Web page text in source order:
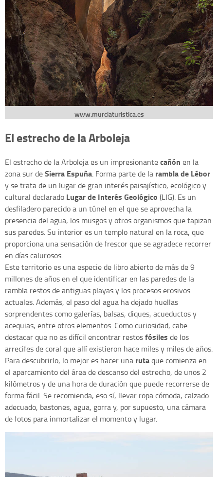
www.murciaturistica.es
El estrecho de la Arboleja
El estrecho de la Arboleja es un impresionantecañón en la
zona sur deSierra Espuña. Forma parte de la rambla de Lébor
y se trata de un lugar de gran interés paisajístico, ecológico y
cultural declarado Lugar de Interés Geológico (LIG). Es un
desfiladero parecido a un túnel en el que se aprovecha la
presencia del agua, los musgos y otros organismos que tapizan
sus paredes. Su interior es un templo natural en la roca, que
proporciona una sensación de frescor que se agradece recorrer
en días calurosos.
Este territorio es una especie de libro abierto de más de 9
millones de años en el que identificar en las paredes de la
rambla restos de antiguas playas y los procesos erosivos
actuales. Además, el paso del agua ha dejado huellas
sorprendentes como galerías, balsas, diques, acueductos y
acequias, entre otros elementos. Como curiosidad, cabe
destacar que no es difícil encontrar restosfósiles de los
arrecifes de coral que allí existieron hace miles y miles de años.
Para descubrirlo, lo mejor es hacer una rutaque comienza en
el aparcamiento del área de descanso del estrecho, de unos 2
kilómetros y de una hora de duración que puede recorrerse de
forma fácil. Se recomienda, eso sí, llevar ropa cómoda, calzado
adecuado, bastones, agua, gorra y, por supuesto, una cámara
de fotos para inmortalizar el momento y lugar.